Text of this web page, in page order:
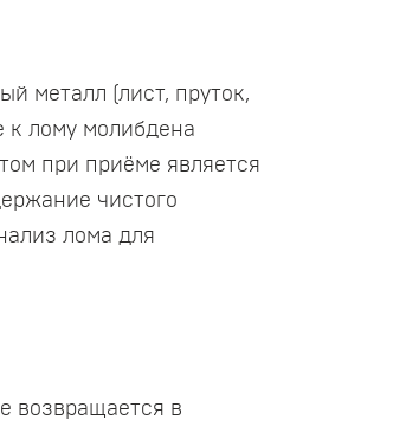
металл (лист, пруток,
к лому молибдена
при приёме является
чистого
лома для
возвращается в